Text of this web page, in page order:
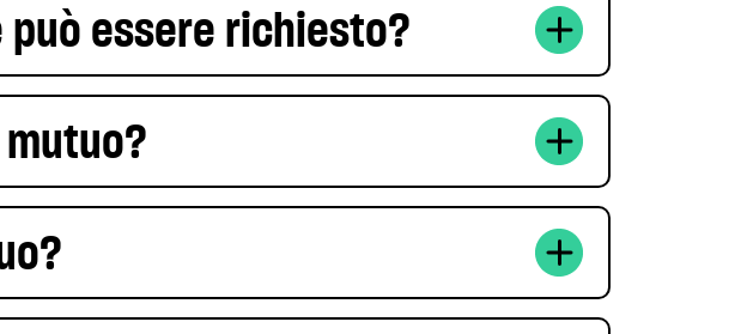
può essere richiesto?